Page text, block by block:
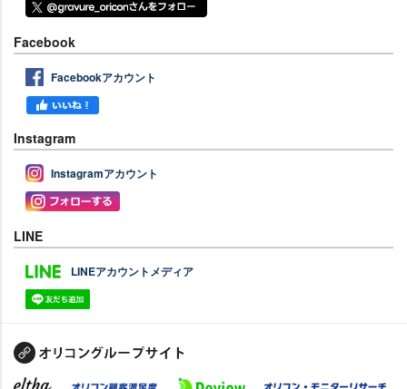
Facebook
Facebookアカウント
Instagram
Instagramアカウント
LINE
LINEアカウントメディア